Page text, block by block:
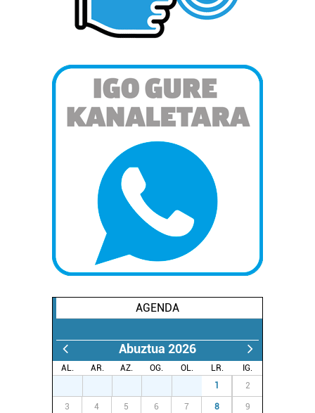
AGENDA
Abuztua 2026
AL. AR. AZ. OG. OL. LR.
IG.
1 2
3 4 5 6 7 8 9